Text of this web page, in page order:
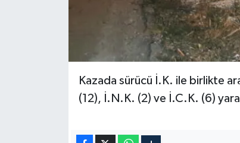
Kazada sürücü İ.K. ile birlikte
(12), İ.N.K. (2) ve İ.C.K. (6)